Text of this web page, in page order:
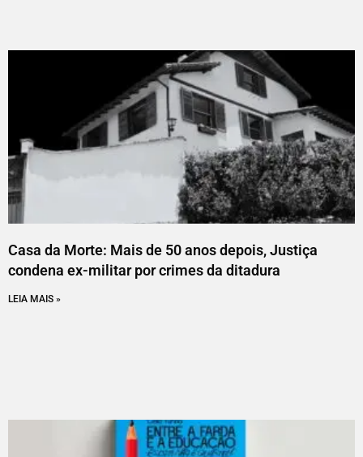
Casa da Morte: Mais de 50 anos depois, Justiça
condena ex-militar por crimes da ditadura
LEIA MAIS »